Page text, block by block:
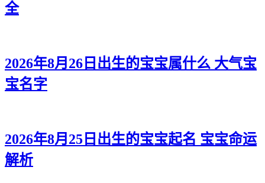
全
2026年8月26日出生的宝宝属什么 大气宝
宝名字
2026年8月25日出生的宝宝起名 宝宝命运
解析